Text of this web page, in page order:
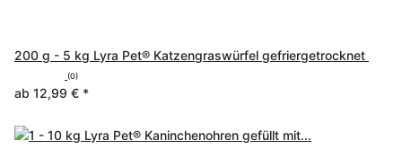
200 g - 5 kg Lyra Pet® Katzengraswürfel gefriergetrocknet
(0)
ab 12,99 € *